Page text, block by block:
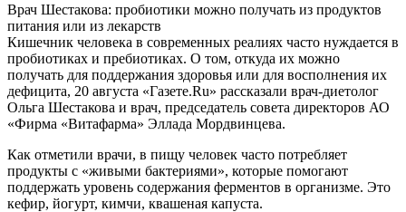
Врач Шестакова: пробиотики можно получать из продуктов
питания или из лекарств
Кишечник человека в современных реалиях часто нуждается в
пробиотиках и пребиотиках. О том, откуда их можно
получать для поддержания здоровья или для восполнения их
дефицита, 20 августа «Газете.Ru» рассказали врач-диетолог
Ольга Шестакова и врач, председатель совета директоров АО
«Фирма «Витафарма» Эллада Мордвинцева.
Как отметили врачи, в пищу человек часто потребляет
продукты с «живыми бактериями», которые помогают
поддержать уровень содержания ферментов в организме. Это
кефир, йогурт, кимчи, квашеная капуста.